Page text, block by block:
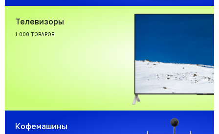
Телевизоры
1 000 ТОВАРОВ
Кофемашины